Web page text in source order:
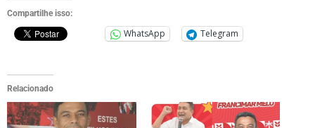
Compartilhe isso:
WhatsApp Telegram
Relacionado